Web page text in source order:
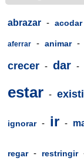
abrazar - acodar
aferrar - animar -
crecer - dar -
estar -
ignorar - ir -
regar - restringir